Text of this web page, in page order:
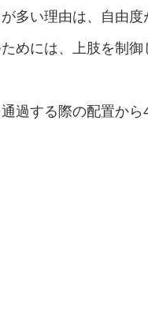
多い理由は、自由
めには、上肢を制
過する際の配置か